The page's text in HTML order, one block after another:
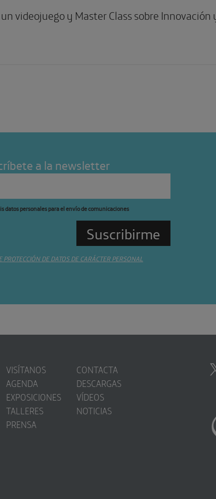
videojuego y Master Class sobre Innovación
a la newsletter
datos personales para el envío de comunicaciones
DE DATOS DE CARÁCTER PERSONAL
VISÍTANOS
AGENDA
EXPOSICIONES
TALLERES
PRENSA
CONTACTA
DESCARGAS
VÍDEOS
NOTICIAS